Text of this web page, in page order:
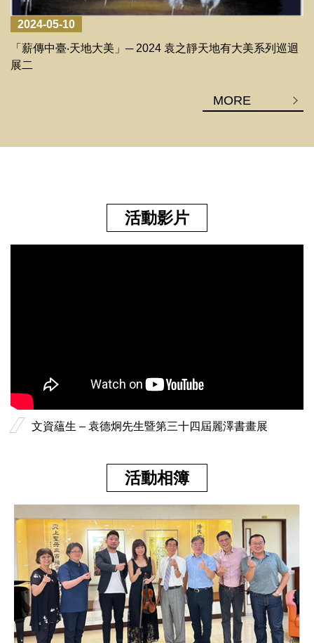
2024-05-10
「薪傳中臺‧天地大美」─ 2024 袁之靜天地有大美系列巡迴
展二
MORE
活動影片
文資蘊生 – 袁德炯先生暨第三十四屆麗澤書畫展
活動相簿